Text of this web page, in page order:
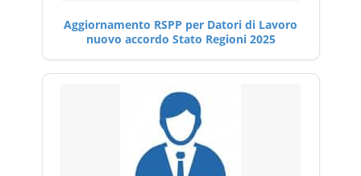
Aggiornamento RSPP per Datori di Lavoro
nuovo accordo Stato Regioni 2025